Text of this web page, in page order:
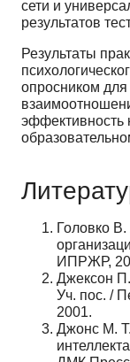
сети и
результатов
Результаты
опросником
эффективность
Головко
ИПРЖР,
Джексон
Уч. пос. /
2001.
Джонс М.